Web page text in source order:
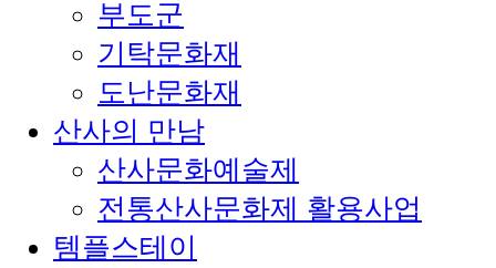
부도군
기탁문화재
도난문화재
산사의 만남
산사문화예술제
전통산사문화제 활용사업
템플스테이